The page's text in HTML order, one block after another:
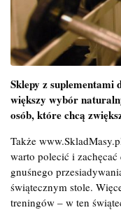
Sklepy z
większy wybór
osób, które chcą
Także
warto polecić i
gnuśnego
świątecznym stole.
treningów – w ten